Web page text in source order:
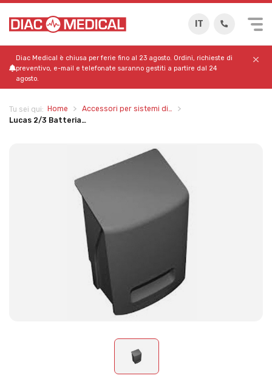
IT
Diac Medical è chiusa per ferie fino al 23 agosto. Ordini, richieste di
preventivo, e-mail e telefonate saranno gestiti a partire dal 24
agosto.
Tu sei qui: Home
Accessori per sistemi di…
Lucas 2/3 Batteria…